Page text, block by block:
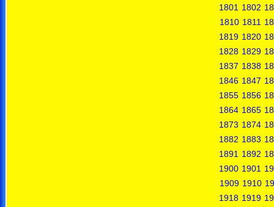
1801 1802
1810 1811
1819 1820
1828 1829
1837 1838
1846 1847
1855 1856
1864 1865
1873 1874
1882 1883
1891 1892
1900 1901
1909 1910
1918 1919